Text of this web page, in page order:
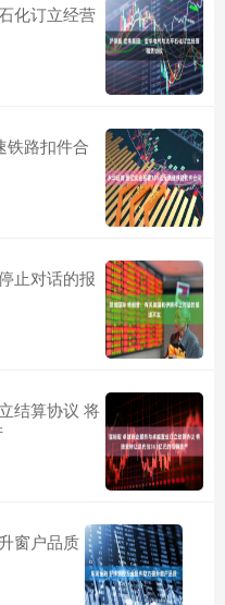
化订立经营
铁路扣件合
止对话的报
结算协议 将
窗户品质